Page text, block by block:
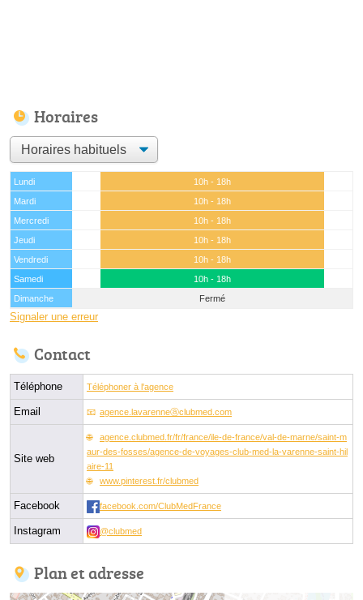
Horaires
Lundi
10h - 18h
Mardi
10h - 18h
Mercredi
10h - 18h
Jeudi
10h - 18h
Vendredi
10h - 18h
Samedi
10h - 18h
Dimanche
Fermé
Signaler une erreur
Contact
Téléphone Téléphoner à l'agence
Email agence.lavarenneⓐclubmed.com
Site web
agence.clubmed.fr/fr/france/ile-de-france/val-de-marne/saint-m
aur-des-fosses/agence-de-voyages-club-med-la-varenne-saint-hil
aire-11
www.pinterest.fr/clubmed
Facebook facebook.com/ClubMedFrance
Instagram @clubmed
Plan et adresse